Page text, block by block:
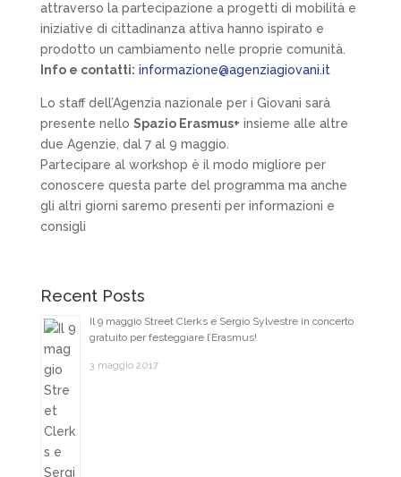
attraverso la partecipazione a progetti di mobilità e
iniziative di cittadinanza attiva hanno ispirato e
prodotto un cambiamento nelle proprie comunità.
Info e contatti: informazione@agenziagiovani.it
Lo staff dell’Agenzia nazionale per i Giovani sarà
presente nello Spazio Erasmus+ insieme alle altre
due Agenzie, dal 7 al 9 maggio.
Partecipare al workshop è il modo migliore per
conoscere questa parte del programma ma anche
gli altri giorni saremo presenti per informazioni e
consigli
Recent Posts
Il 9 maggio Street Clerks e Sergio Sylvestre in concerto
gratuito per festeggiare l’Erasmus!
3 maggio 2017